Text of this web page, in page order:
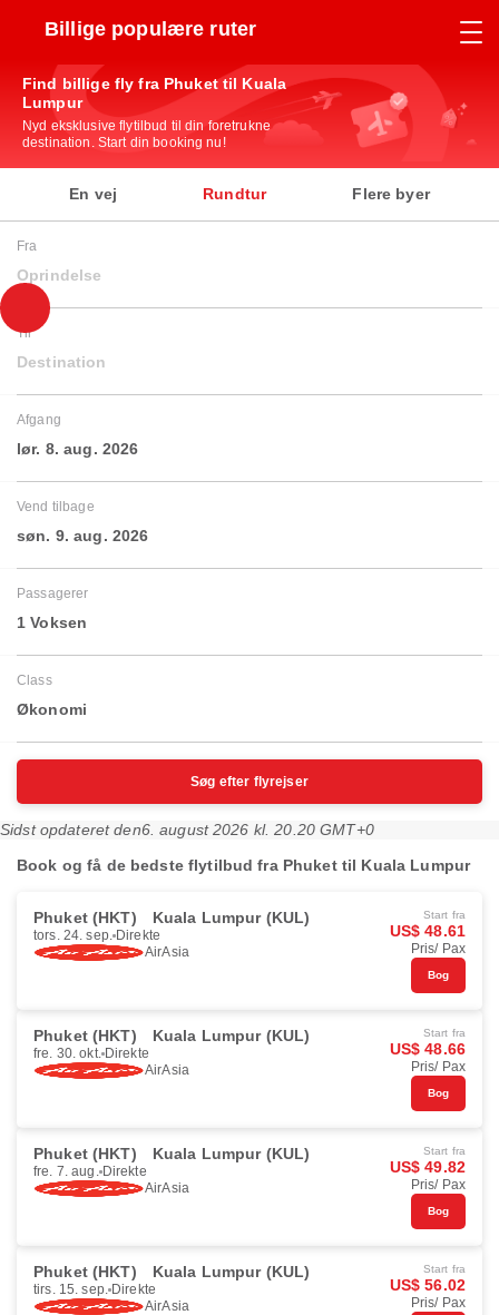
Billige populære ruter
Find billige fly fra Phuket til Kuala
Lumpur
Nyd eksklusive flytilbud til din foretrukne
destination. Start din booking nu!
En vej Rundtur Flere byer
Fra
Oprindelse
Til
Destination
Afgang
lør. 8. aug. 2026
Vend tilbage
søn. 9. aug. 2026
Passagerer
1 Voksen
Class
Økonomi
Søg efter flyrejser
Sidst opdateret den6. august 2026 kl. 20.20 GMT+0
Book og få de bedste flytilbud fra Phuket til Kuala Lumpur
Phuket (HKT) Kuala Lumpur (KUL)
tors. 24. sep. Direkte
AirAsia
Start fra
US$ 48.61
Pris/ Pax
Bog
Phuket (HKT) Kuala Lumpur (KUL)
fre. 30. okt. Direkte
AirAsia
Start fra
US$ 48.66
Pris/ Pax
Bog
Phuket (HKT) Kuala Lumpur (KUL)
fre. 7. aug. Direkte
AirAsia
Start fra
US$ 49.82
Pris/ Pax
Bog
Phuket (HKT) Kuala Lumpur (KUL)
tirs. 15. sep. Direkte
AirAsia
Start fra
US$ 56.02
Pris/ Pax